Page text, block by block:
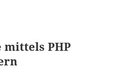
mittels PHP